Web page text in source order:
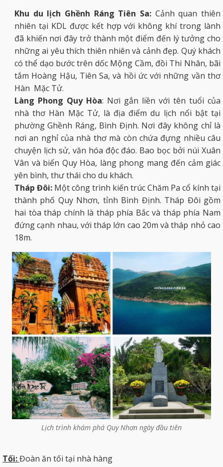
Khu du lịch Ghềnh Ráng Tiên Sa: Cảnh quan thiên
nhiên tại KDL được kết hợp với không khí trong lành
đã khiến nơi đây trở thành một điểm đến lý tưởng cho
những ai yêu thích thiên nhiên và cảnh đẹp. Quý khách
có thể dạo bước trên dốc Mộng Cầm, đồi Thi Nhân, bãi
tắm Hoàng Hậu, Tiên Sa, và hồi ức với những vần thơ
Hàn Mặc Tử.
Làng Phong Quy Hòa: Nơi gắn liền với tên tuổi của
nhà thơ Hàn Mặc Tử, là địa điểm du lịch nổi bật tại
phường Ghềnh Ráng, Bình Định. Nơi đây không chỉ là
nơi an nghỉ của nhà thơ mà còn chứa đựng nhiều câu
chuyện lịch sử, văn hóa độc đáo. Bao bọc bởi núi Xuân
Vân và biển Quy Hòa, làng phong mang đến cảm giác
yên bình, thư thái cho du khách.
Tháp Đôi: Một công trình kiến trúc Chăm Pa cổ kính tại
thành phố Quy Nhơn, tỉnh Bình Định. Tháp Đôi gồm
hai tòa tháp chính là tháp phía Bắc và tháp phía Nam
đứng cạnh nhau, với tháp lớn cao 20m và tháp nhỏ cao
18m.
Lịch trình khám phá Quy Nhơn ngày đầu tiên
Tối:Đoàn ăn tối tại nhà hàng